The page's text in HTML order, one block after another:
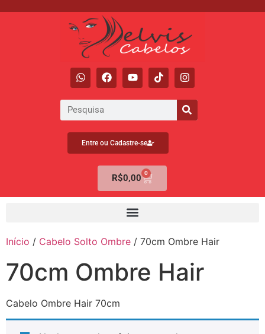
Entre ou Cadastre-se
R$0,00 0
Início / Cabelo Solto Ombre / 70cm Ombre Hair
70cm Ombre Hair
Cabelo Ombre Hair 70cm